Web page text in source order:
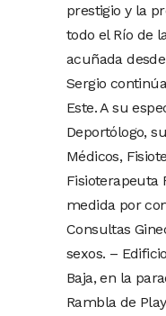
prestigio y la
todo el Río de
acuñada desde
Sergio
Este. A su
Deportólogo,
Médicos,
Fisioterapeuta
medida por
Consultas
sexos. –
Baja, en la
Rambla de